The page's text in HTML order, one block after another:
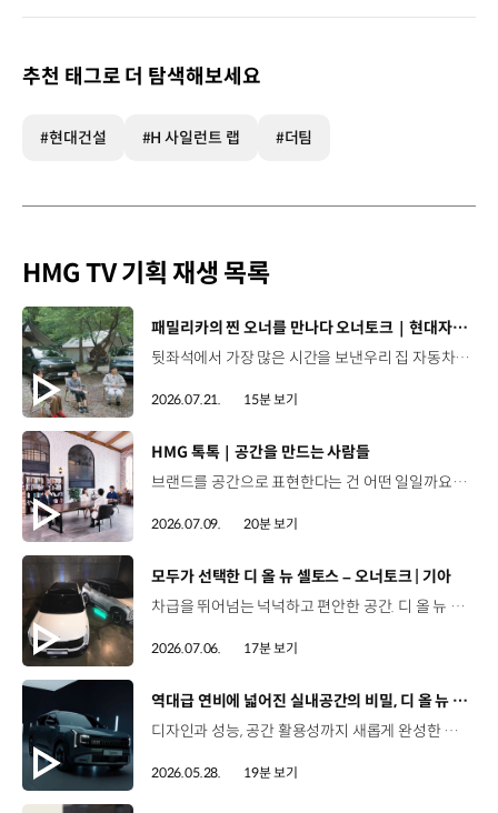
추천 태그로 더 탐색해보세요
#현대건설 #H 사일런트 랩 #더팀
HMG TV 기획 재생 목록
[동영상]
패밀리카의 찐 오너를 만나다 오너토크｜현대자동차
뒷좌석에서 가장 많은 시간을 보낸우리 집 자동차의 찐 오너들!🚗 차에 담긴 추억부터 미래에 꿈꾸는 드림카까지 현대차 Kids의 솔직한 토크를 확인해 보세요. 00:47 패밀리카의 찐 오너, 현대차 Kids 프로필00:56 우리 가족 차가 제일 예쁘다?04:21 차 안에서 우리 가족은?06:26 패밀리카로서의 장점10:04 아이들의 눈으로 본 현대차는 어떤 이미지일까?10:55 추억을 선물한 현대차12:02 나의 드림카13:46 오너토크를 함께한 소감은? #현대자동차 #오너토크 #패밀리카 #현대차Kids #아이오닉9 #싼타페하이브리드 #아이오닉5N #아이오닉6N #N페스티벌 #가족여행 #미래세대 #드림카
2026.07.21. 15분 보기
[동영상]
HMG 톡톡｜공간을 만드는 사람들
브랜드를 공간으로 표현한다는 건 어떤 일일까요? 양재 사옥 로비부터 기아 브랜드관, 제네시스 라운지까지.현대자동차그룹의 공간 브랜딩 담당자들이 들려주는생생한 비하인드 스토리를 HMG 톡톡에서 만나보세요. 00:00 HMG 톡톡 인트로00:33 브랜드 공간 개발 담당자를 소개01:47 공간 브랜딩의 A to Z03:09 현대차그룹 양재사옥 로비 리노베이션 스토리04:58 기아를 체험하는 곳, '오토랜드 브랜드관' 스토리06:20 제네시스의 특별한 공간, '제네시스 라운지' 스토리08:00 공간 브랜딩 담당자들의 업무 에피소드11:17 공간 브랜딩을 위한 파격적인(?) 아이디어 창출법12:44 공간 브랜딩 담당자들의 특이한 직업병?14:20 공간 브랜딩 담당자들의 특별한 아이템 스토리17:55 공간에 진심인 사람들이 그리는 미래 #HMG톡톡 #공간 #현대자동차 #기아 #제네시스 #PV5 #양재사옥 #브랜드공간 #디자인 #공간디자인 #공간브랜딩 #아이디어 #오토랜드브랜드관
2026.07.09. 20분 보기
[동영상]
모두가 선택한 디 올 뉴 셀토스 – 오너토크 | 기아
차급을 뛰어넘는 넉넉하고 편안한 공간. 디 올 뉴 셀토스를 선택한 오너들의 Talk🚗 00:00 인트로00:44 오너 프로필01:34 내가 디 올 뉴 셀토스를 선택한 이유03:13 첫차라서 더 소중해04:00 보다 크고 강인해진 디자인05:08 차급을 뛰어넘는 다재다능 실내공간06:03 아이들은 몰랐던 엄마의 새 차07:08 내가 2열 편의성을 고려한 이유09:03 V2L 기능09:58 스테이 모드10:35 ADAS12:11 오감으로 느끼는 사운드 - 1열 바이브로 사운드 시트13:47 내 차를 소개합니다16:32 나에게 셀토스란 #기아 #디올뉴셀토스 #오너토크 #소형SUV #중형급소형SUV #첨단운전자보조기능 #셀토스하이브리드연비 #셀토스하이브리드XLine디자인 #바이브로사운드시트 #휠베이스 #2열리클라이닝시트 #스마트파워테일게이트
2026.07.06. 17분 보기
[동영상]
역대급 연비에 넓어진 실내공간의 비밀, 디 올 뉴 셀토스 개발기
디자인과 성능, 공간 활용성까지 새롭게 완성한 디 올 뉴 셀토스.연구원이 직접 밝히는 풀체인지 개발 비하인드를 만나보세요. 01:35 연구원도 “이건 좀 갖고 싶은데?”라고 생각한 역대급 풀체인지02:22 디 올 뉴 셀토스, 좋은데 비싸다? 개발 연구진의 솔직한 마음03:27 Trial – 기존 셀토스의 최대 약점, NVH 성능 개선 목표03:58 Trial – 패밀리카를 염두에 둔 2열 공간 확보 목표04:48 Trial – 소형 SUV는 꼭 귀여워야 할까? 외장 디자인 목표05:51 Modify – 디 올 뉴 셀토스의 강인한 외관 디자인 탄생 배경07:07 Modify – 비행기 날개 같은 사이드미러 디자인, 고주파 휘슬 소음 잡아내다09:20 Modify – 2열 리클라이닝 시트, 24도의 비밀10:07 Modify – 짜릿한 음악 비트를 진동으로 전달하는, 바이브로 사운드 시트13:15 Improve – 차급을 넘어선 정숙성, 고급 세단 수준의 NVH 달성14:11 Improve – 더 넓고 더 여유롭게, 동급 최강의 2열과 적재공간15:47 Improve – 선택하는 재미까지 더했다, 확 달라진 컬러 라인업16:36 Improve – 연비, 활용성 모두 잡은 하이브리드 기술 소개 (HPC / V2L / 스테이 모드) #기아 #TMI토크 #디올뉴셀토스 #디올뉴셀토스하이브리드 #디올뉴셀토스디자인 #디올뉴셀토스시트 #디올뉴셀토스실내공간 #디올뉴셀토스가격 #디올뉴셀토스옵션 #디올뉴셀토스XLine 유튜브 바로 가가
2026.05.28. 19분 보기